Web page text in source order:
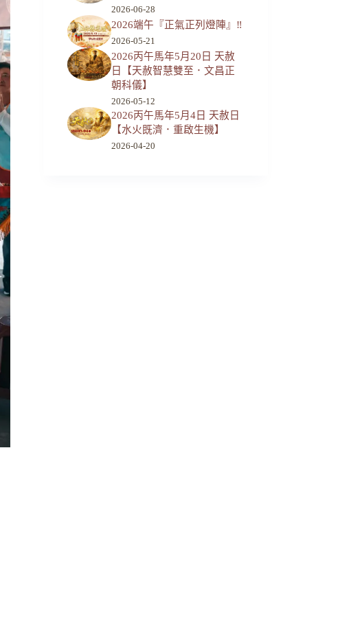
2026-06-28
2026端午『正氣正列燈陣』‼️
2026-05-21
2026丙午馬年5月20日 天赦
日【天赦智慧雙至．文昌正
朝科儀】
2026-05-12
2026丙午馬年5月4日 天赦日
【水火既濟．重啟生機】
2026-04-20